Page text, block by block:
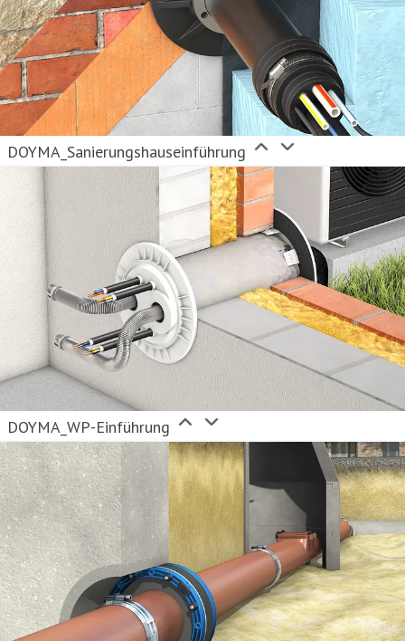
DOYMA_Sanierungshauseinführung
DOYMA_WP-Einführung